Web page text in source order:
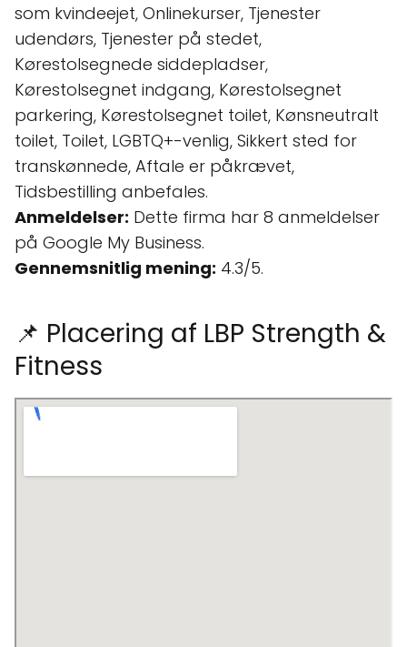
som kvindeejet, Onlinekurser, Tjenester
udendørs, Tjenester på stedet,
Kørestolsegnede siddepladser,
Kørestolsegnet indgang, Kørestolsegnet
parkering, Kørestolsegnet toilet, Kønsneutralt
toilet, Toilet, LGBTQ+-venlig, Sikkert sted for
transkønnede, Aftale er påkrævet,
Tidsbestilling anbefales.
Anmeldelser: Dette firma har 8 anmeldelser
på Google My Business.
Gennemsnitlig mening: 4.3/5.
📌 Placering af LBP Strength &
Fitness